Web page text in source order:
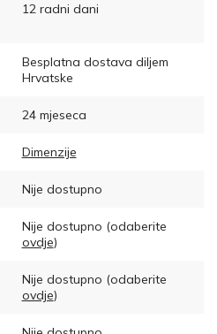
12radni dani
Besplatna dostava diljem
Hrvatske
24 mjeseca
Dimenzije
Nije dostupno
Nije dostupno (odaberite
ovdje)
Nije dostupno (odaberite
ovdje)